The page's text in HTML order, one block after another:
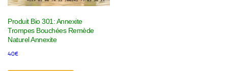
Produit Bio 301: Annexite
Trompes Bouchées Remède
Naturel Annexite
40€